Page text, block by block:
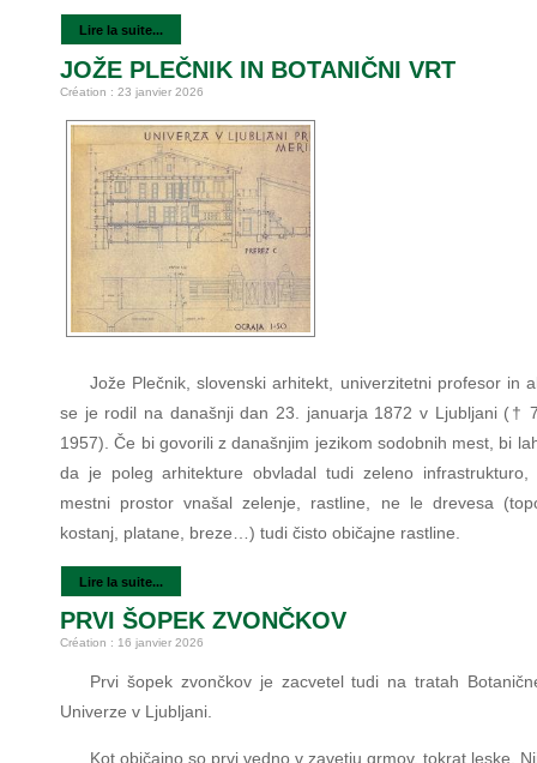
Lire la suite...
JOŽE PLEČNIK IN BOTANIČNI VRT
Création : 23 janvier 2026
Jože Plečnik, slovenski arhitekt, univerzitetni profesor in
se je rodil na današnji dan 23. januarja 1872 v Ljubljani (†
1957). Če bi govorili z današnjim jezikom sodobnih mest, bi
da je poleg arhitekture obvladal tudi zeleno
mestni prostor vnašal zelenje, rastline, ne le drevesa
kostanj, platane, breze…) tudi čisto običajne rastline.
Lire la suite...
PRVI ŠOPEK ZVONČKOV
Création : 16 janvier 2026
Prvi šopek zvončkov je zacvetel tudi na tratah
Univerze v Ljubljani.
Kot običajno so prvi vedno v zavetju grmov, tokrat leske.